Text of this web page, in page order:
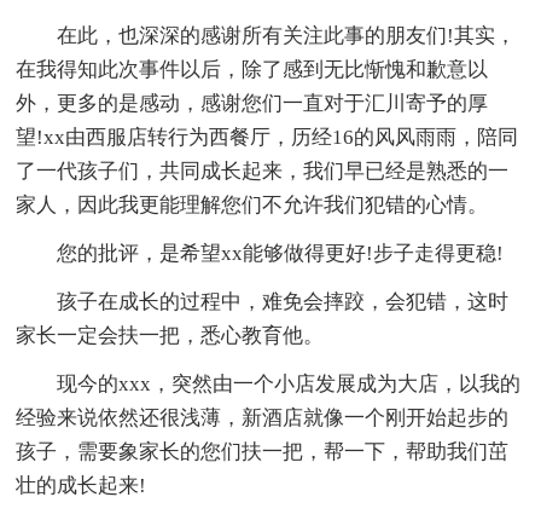
在此，也深深的感谢所有关注此事的朋友们!其实，
在我得知此次事件以后，除了感到无比惭愧和歉意以
外，更多的是感动，感谢您们一直对于汇川寄予的厚
望!xx由西服店转行为西餐厅，历经16的风风雨雨，陪同
了一代孩子们，共同成长起来，我们早已经是熟悉的一
家人，因此我更能理解您们不允许我们犯错的心情。
您的批评，是希望xx能够做得更好!步子走得更稳!
孩子在成长的过程中，难免会摔跤，会犯错，这时
家长一定会扶一把，悉心教育他。
现今的xxx，突然由一个小店发展成为大店，以我的
经验来说依然还很浅薄，新酒店就像一个刚开始起步的
孩子，需要象家长的您们扶一把，帮一下，帮助我们茁
壮的成长起来!